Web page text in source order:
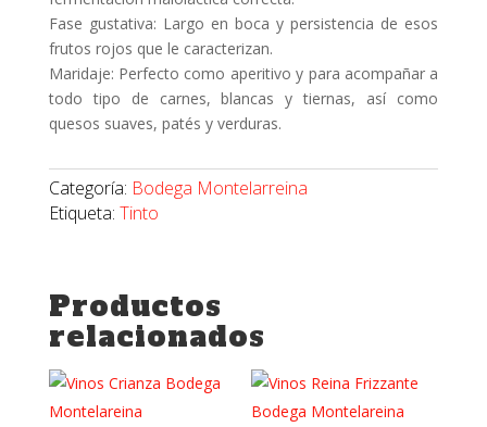
Fase gustativa: Largo en boca y persistencia de esos
frutos rojos que le caracterizan.
Maridaje: Perfecto como aperitivo y para acompañar a
todo tipo de carnes, blancas y tiernas, así como
quesos suaves, patés y verduras.
Categoría: Bodega Montelarreina
Etiqueta: Tinto
Productos
relacionados